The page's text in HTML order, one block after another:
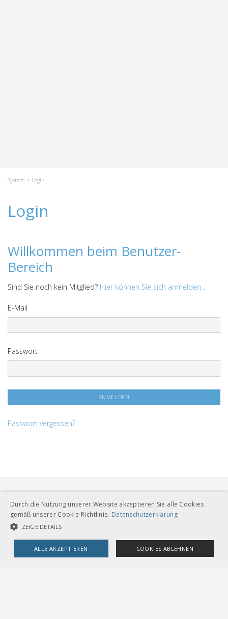
System > Login
Login
Willkommen beim Benutzer-
Bereich
Sind Sie noch kein Mitglied? Hier können Sie sich anmelden...
E-Mail
Passwort
Passwort vergessen?
VERBAND ÖFFENTLICHER VERKEHR
Dählhölzliweg 12
CH-3005 Bern
Durch die Nutzung unserer Website akzeptieren Sie alle Cookies
gemäß unserer Cookie-Richtlinie. Datenschutzerklärung
ZEIGE DETAILS
ALLE AKZEPTIEREN COOKIES ABLEHNEN